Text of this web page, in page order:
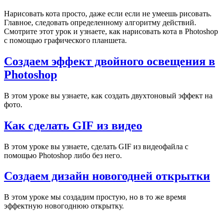
Нарисовать кота просто, даже если если не умеешь рисовать.
Главное, следовать определенному алгоритму действий.
Смотрите этот урок и узнаете, как нарисовать кота в Photoshop
с помощью графического планшета.
Создаем эффект двойного освещения в
Photoshop
В этом уроке вы узнаете, как создать двухтоновый эффект на
фото.
Как сделать GIF из видео
В этом уроке вы узнаете, сделать GIF из видеофайла с
помощью Photoshop либо без него.
Создаем дизайн новогодней открытки
В этом уроке мы создадим простую, но в то же время
эффектную новогоднюю открытку.